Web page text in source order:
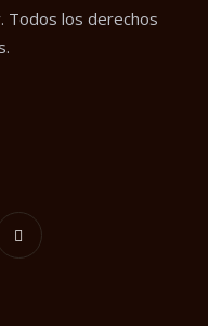
los derechos